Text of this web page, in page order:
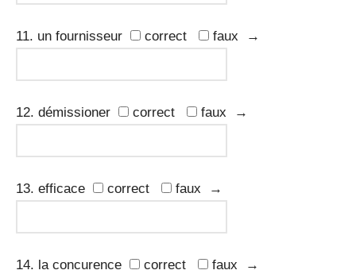
11. un fournisseur correct faux →
12. démissioner correct faux →
13. efficace correct faux →
14. la concurence correct faux →